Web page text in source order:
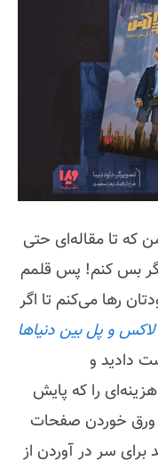
که تا مقاله‌ای حتی
بس کنم! پس قلمم
رها می‌کنم تا اگر
لاکس و پل بین دنیاها
دادید و
را که پایش
ورق خوردن صفحات
برای سر در آوردن از